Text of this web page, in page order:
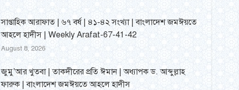
সাপ্তাহিক আরাফাত | ৬৭ বর্ষ | ৪১-৪২ সংখ্যা | বাংলাদেশ জমঈয়তে
আহলে হাদীস | Weekly Arafat-67-41-42
August 8, 2026
জুমু’আর খুতবা | তাকদীরের প্রতি ঈমান | অধ্যাপক ড. আব্দুল্লাহ
ফারুক | বাংলাদেশ জমঈয়তে আহলে হাদীস